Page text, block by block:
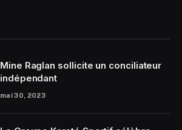
Mine Raglan sollicite un conciliateur
indépendant
mai 30, 2023